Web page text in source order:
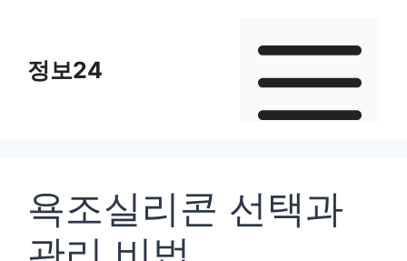
정보24
욕조실리콘 선택과